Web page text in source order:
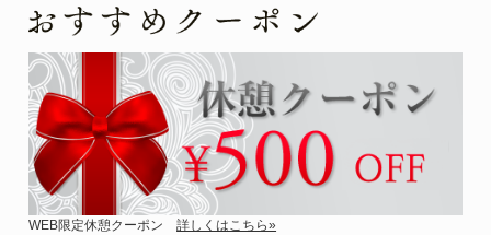
WEB限定休憩クーポン詳しくはこちら»